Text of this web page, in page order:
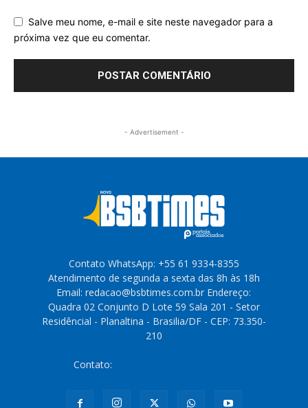
Salve meu nome, e-mail e site neste navegador para a
próxima vez que eu comentar.
- Advertisement -
Contato WhatsApp: +55 61 9334-8355
Atendimento de segunda a sexta das 8h às 18h
Email: redacao@bsbtimes.com.br Endereço:
Quadra 02 Conjunto D Lote 59 Sala 201 - Setor
Residêncial - Planaltina - Brasilia/DF - CEP: 73.350-
210
Contato: